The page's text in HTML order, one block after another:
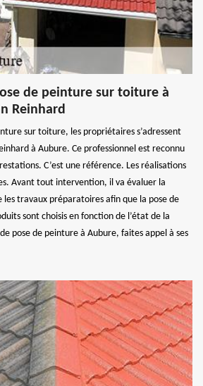
de peinture sur toiture à
Reinhard
sur toiture, les propriétaires s’adressent
à Aubure. Ce professionnel est reconnu
C’est une référence. Les réalisations
Avant tout intervention, il va évaluer la
travaux préparatoires afin que la pose de
sont choisis en fonction de l’état de la
pose de peinture à Aubure, faites appel à ses